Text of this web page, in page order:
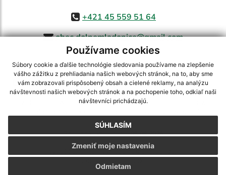
Používame cookies
Súbory cookie a ďalšie technológie sledovania používame na zlepšenie
vášho zážitku z prehliadania našich webových stránok, na to, aby sme
vám zobrazovali prispôsobený obsah a cielené reklamy, na analýzu
návštevnosti našich webových stránok a na pochopenie toho, odkiaľ naši
návštevníci prichádzajú.
SÚHLASÍM
Odmietam
Zmeniť moje nastavenia
+421 45 559 51 64
obec.dolnemladonice@gmail.com
využite možnosť získavania aktuálnych informácií s využitím RSS
CMS systém (redakčný) systém ECHELON 2,Mapa stránok,web portál
webex.digital, s.r.o.,domény,registrácia domény
Posledná aktualizácia:05.08.2026
Vytlačiť stránku|Vyhlásenie o prístupnosti